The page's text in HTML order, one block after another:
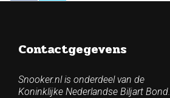
Contactgegevens
Snooker.nl is onderdeel van de
Koninklijke Nederlandse Biljart Bond.